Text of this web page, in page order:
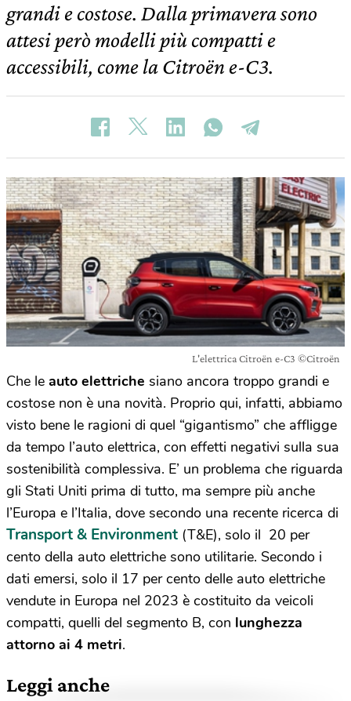
grandi e costose. Dalla primavera sono
attesi però modelli più compatti e
accessibili, come la Citroën e-C3.
L'elettrica Citroën e-C3 ©Citroën
Che le auto elettriche siano ancora troppo grandi e
costose non è una novità. Proprio qui, infatti, abbiamo
visto bene le ragioni di quel “gigantismo” che affligge
da tempo l’auto elettrica, con effetti negativi sulla sua
sostenibilità complessiva. E’ un problema che riguarda
gli Stati Uniti prima di tutto, ma sempre più anche
l’Europa e l’Italia, dove secondo una recente ricerca di
Transport & Environment (T&E), solo il 20 per
cento della auto elettriche sono utilitarie. Secondo i
dati emersi, solo il 17 per cento delle auto elettriche
vendute in Europa nel 2023 è costituito da veicoli
compatti, quelli del segmento B, con lunghezza
attorno ai 4 metri.
Leggi anche